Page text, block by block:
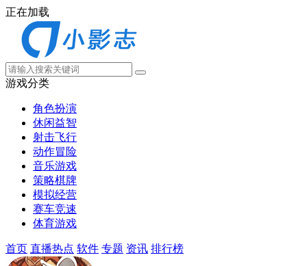
正在加载
游戏分类
角色扮演
休闲益智
射击飞行
动作冒险
音乐游戏
策略棋牌
模拟经营
赛车竞速
体育游戏
首页 直播热点 软件 专题 资讯 排行榜